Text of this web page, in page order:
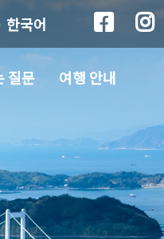
한국어
질문 여행 안내